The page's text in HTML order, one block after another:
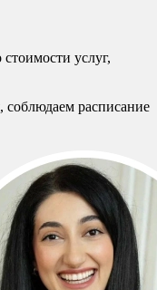
услуг,
расписание